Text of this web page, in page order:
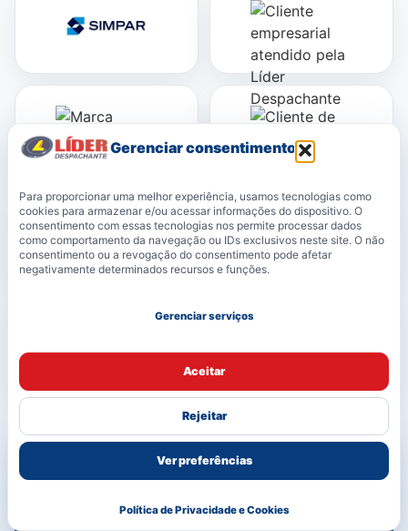
Gerenciar consentimento
Para proporcionar uma melhor experiência, usamos tecnologias como
cookies para armazenar e/ou acessar informações do dispositivo. O
consentimento com essas tecnologias nos permite processar dados
como comportamento da navegação ou IDs exclusivos neste site. O não
consentimento ou a revogação do consentimento pode afetar
negativamente determinados recursos e funções.
Gerenciar serviços
Aceitar
Rejeitar
Ver preferências
Política de Privacidade e Cookies
Documentação veicular exige
confiança e acompanhamento.
A Líder atende desde proprietários individuais
até empresas que precisam manter veículos,